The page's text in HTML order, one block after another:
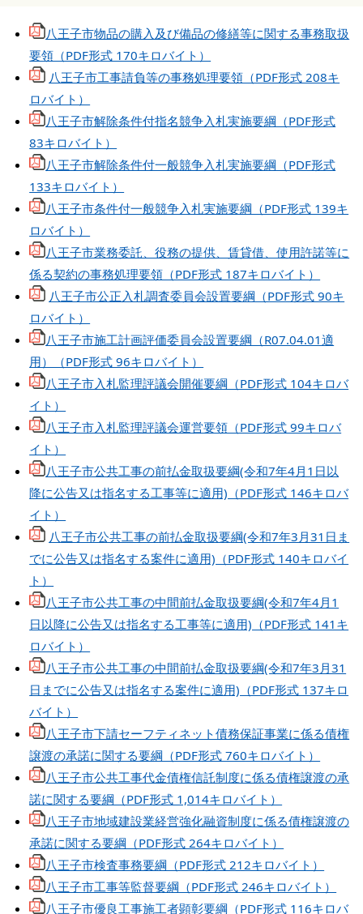
八王子市物品の購入及び備品の修繕等に関する事務取扱
要領（PDF形式 170キロバイト）
八王子市工事請負等の事務処理要領（PDF形式 208キ
ロバイト）
八王子市解除条件付指名競争入札実施要綱（PDF形式
83キロバイト）
八王子市解除条件付一般競争入札実施要綱（PDF形式
133キロバイト）
八王子市条件付一般競争入札実施要綱（PDF形式 139キ
ロバイト）
八王子市業務委託、役務の提供、賃貸借、使用許諾等に
係る契約の事務処理要領（PDF形式 187キロバイト）
八王子市公正入札調査委員会設置要綱（PDF形式 90キ
ロバイト）
八王子市施工計画評価委員会設置要綱（R07.04.01適
用）（PDF形式 96キロバイト）
八王子市入札監理評議会開催要綱（PDF形式 104キロバ
イト）
八王子市入札監理評議会運営要領（PDF形式 99キロバ
イト）
八王子市公共工事の前払金取扱要綱(令和7年4月1日以
降に公告又は指名する工事等に適用)（PDF形式 146キロバ
イト）
八王子市公共工事の前払金取扱要綱(令和7年3月31日ま
でに公告又は指名する案件に適用)（PDF形式 140キロバイ
ト）
八王子市公共工事の中間前払金取扱要綱(令和7年4月1
日以降に公告又は指名する工事等に適用)（PDF形式 141キ
ロバイト）
八王子市公共工事の中間前払金取扱要綱(令和7年3月31
日までに公告又は指名する案件に適用)（PDF形式 137キロ
バイト）
八王子市下請セーフティネット債務保証事業に係る債権
譲渡の承諾に関する要綱（PDF形式 760キロバイト）
八王子市公共工事代金債権信託制度に係る債権譲渡の承
諾に関する要綱（PDF形式 1,014キロバイト）
八王子市地域建設業経営強化融資制度に係る債権譲渡の
承諾に関する要綱（PDF形式 264キロバイト）
八王子市検査事務要綱（PDF形式 212キロバイト）
八王子市工事等監督要綱（PDF形式 246キロバイト）
八王子市優良工事施工者顕彰要綱（PDF形式 116キロバ